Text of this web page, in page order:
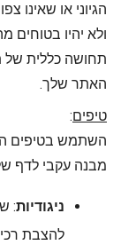
הגיוני או שאינו
ולא יהיו בטוחים
תחושה כללית של
האתר שלך.
טיפים:
השתמש בטיפים
מבנה עקבי לדף
ניגודיות:
להצבת